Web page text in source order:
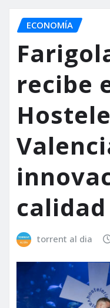
ECONOMÍA
recibe
calidad
torrent al dia